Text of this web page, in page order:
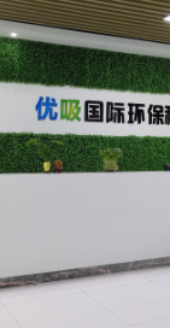
甲级施工
污染治
书”）、
境工程高
空气治理
人员、
治理实
技术、
作权登记